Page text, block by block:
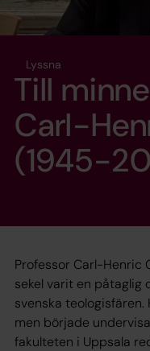
Lyssna
Till
Carl-
(1945-
Professor Carl-Henric
sekel varit en påtaglig
svenska teologisfären.
men började
fakulteten i Uppsala